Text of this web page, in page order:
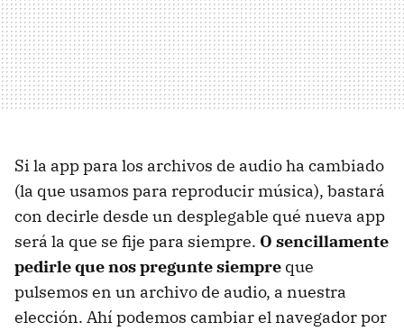
Si la app para los archivos de audio ha cambiado
(la que usamos para reproducir música), bastará
con decirle desde un desplegable qué nueva app
será la que se fije para siempre. O sencillamente
pedirle que nos pregunte siempre que
pulsemos en un archivo de audio, a nuestra
elección. Ahí podemos cambiar el navegador por